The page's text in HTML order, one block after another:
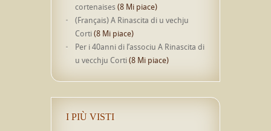
cortenaises (8 Mi piace)
(Français) A Rinascita di u vechju
Corti(8 Mi piace)
Per i 40anni di l’associu A Rinascita di
u vecchju Corti(8 Mi piace)
I PIÙ VISTI